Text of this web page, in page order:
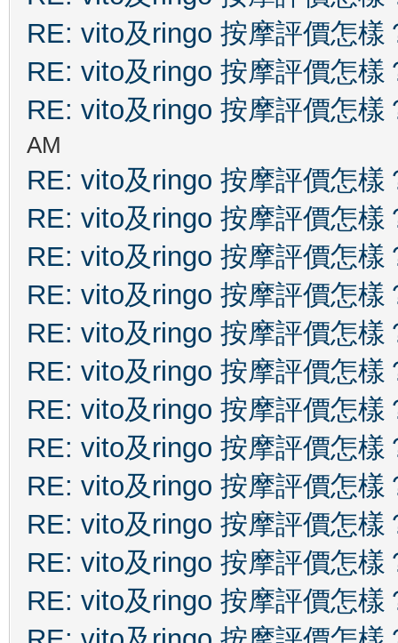
RE: vito及ringo 按摩評價怎樣
RE: vito及ringo 按摩評價怎樣
RE: vito及ringo 按摩評價怎樣
AM
RE: vito及ringo 按摩評價怎樣
RE: vito及ringo 按摩評價怎樣
RE: vito及ringo 按摩評價怎樣
RE: vito及ringo 按摩評價怎樣
RE: vito及ringo 按摩評價怎樣
RE: vito及ringo 按摩評價怎樣
RE: vito及ringo 按摩評價怎樣
RE: vito及ringo 按摩評價怎樣
RE: vito及ringo 按摩評價怎樣
RE: vito及ringo 按摩評價怎樣
RE: vito及ringo 按摩評價怎樣
RE: vito及ringo 按摩評價怎樣